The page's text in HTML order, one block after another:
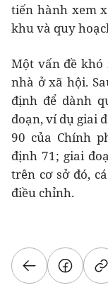
tiến hành xem
khu và quy
Một vấn đề
nhà ở xã hội.
định để dành
đoạn, ví dụ giai
90 của Chính
định 71; giai
trên cơ sở đó,
điều chỉnh.